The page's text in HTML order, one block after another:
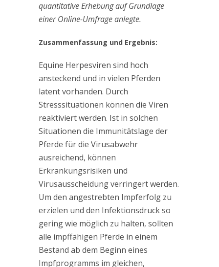
quantitative Erhebung auf Grundlage
einer Online-Umfrage anlegte.
Zusammenfassung und Ergebnis:
Equine Herpesviren sind hoch
ansteckend und in vielen Pferden
latent vorhanden. Durch
Stresssituationen können die Viren
reaktiviert werden. Ist in solchen
Situationen die Immunitätslage der
Pferde für die Virusabwehr
ausreichend, können
Erkrankungsrisiken und
Virusausscheidung verringert werden.
Um den angestrebten Impferfolg zu
erzielen und den Infektionsdruck so
gering wie möglich zu halten, sollten
alle impffähigen Pferde in einem
Bestand ab dem Beginn eines
Impfprogramms im gleichen,